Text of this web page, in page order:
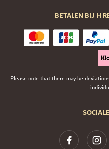
BETALEN BIJ H
Please note that there may be